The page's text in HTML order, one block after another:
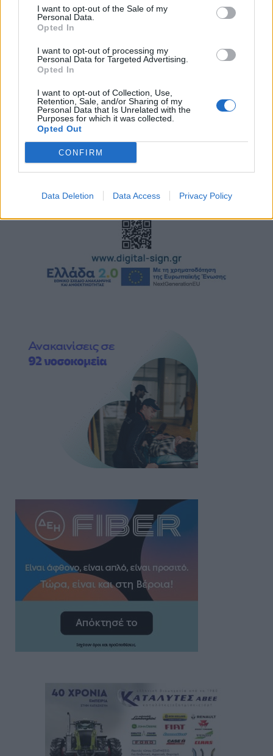
I want to opt-out of the Sale of my
Personal Data.
Opted In
I want to opt-out of processing my
Personal Data for Targeted Advertising.
Opted In
I want to opt-out of Collection, Use,
Retention, Sale, and/or Sharing of my
Personal Data that Is Unrelated with the
Purposes for which it was collected.
Opted Out
CONFIRM
Data Deletion Data Access Privacy Policy
Αφ. Λαγγίδης: Αδειάζει η κλεψύδρα των μουλάδων –
Η Άγκυρα σε θέση άμυνας με φόντο το Ιράν
Παρασκευή, 16 Ιανουαρίου 2026 8:48 ΠΜ